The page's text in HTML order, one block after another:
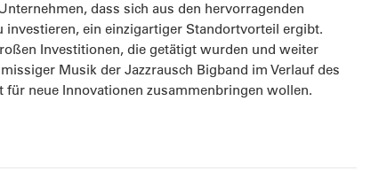
dass sich aus den hervorragenden
ein einzigartiger Standortvorteil ergibt.
Investitionen, die getätigt wurden und weiter
Musik der Jazzrausch Bigband im Verlauf des
neue Innovationen zusammenbringen wollen.